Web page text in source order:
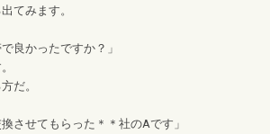
てみます。
良かったですか？」
だ。
させてもらった＊＊社のAです」